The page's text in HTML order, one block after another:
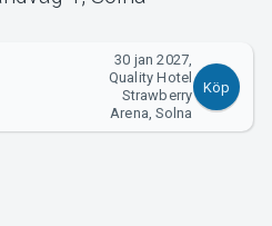
30 jan 2027,
Quality Hotel
Strawberry
Arena, Solna
Köp